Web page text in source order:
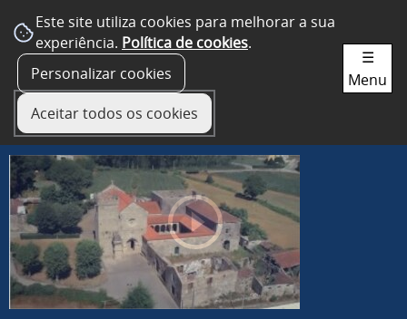
Este site utiliza cookies para melhorar a sua
experiência. Política de cookies.
Personalizar cookies
Aceitar todos os cookies
☰
Menu